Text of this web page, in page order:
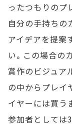
ったつもりのプ
自分の手持ちの
アイデアを提案
い。この場合の
賞作のビジュア
の中からプレイ
イヤーには買う
参加者としては